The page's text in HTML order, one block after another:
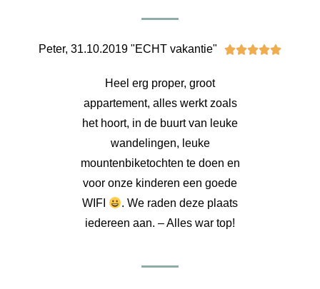
Peter, 31.10.2019 "ECHT vakantie" 
Heel erg proper, groot
appartement, alles werkt zoals
het hoort, in de buurt van leuke
wandelingen, leuke
mountenbiketochten te doen en
voor onze kinderen een goede
WIFI
. We raden deze plaats
iedereen aan. – Alles war top!